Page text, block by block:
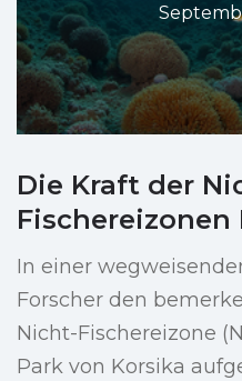
Die Kraft der
Fischereizonen
In einer
Forscher den
Nicht-Fischereizone
Park von Korsika